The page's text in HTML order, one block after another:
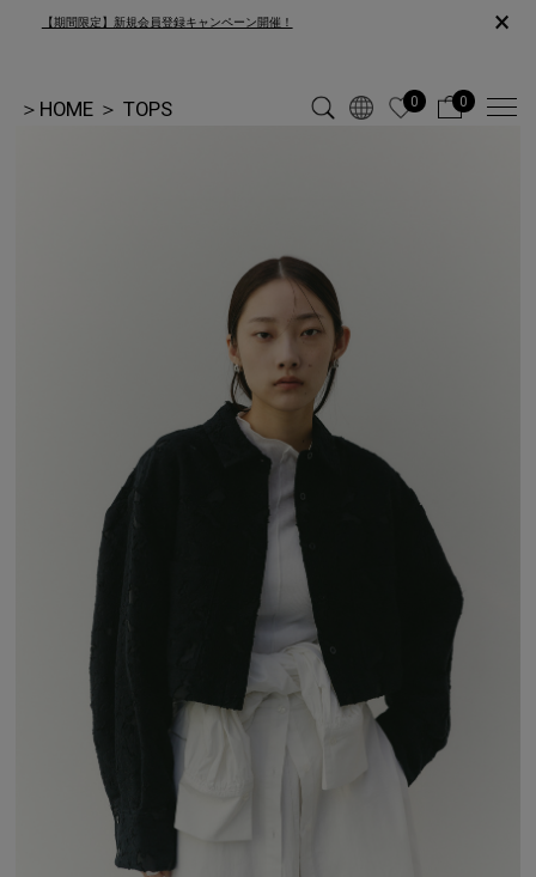
【期間限定】新規会員登録キャンペーン開催！ ×
＞ HOME ＞ TOPS 0 0